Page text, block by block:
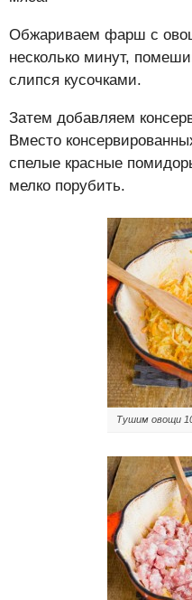
Обжариваем фарш с
несколько минут,
слипся кусочками.
Затем добавляем
Вместо
спелые красные
мелко порубить.
Тушим овощи